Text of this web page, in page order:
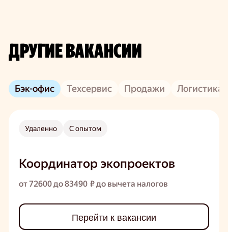
ДРУГИЕ ВАКАНСИИ
Бэк-офис Техсервис Продажи Логистика
Удаленно С опытом
Координатор экопроектов
от 72600 до 83490 ₽ до вычета налогов
Перейти к вакансии